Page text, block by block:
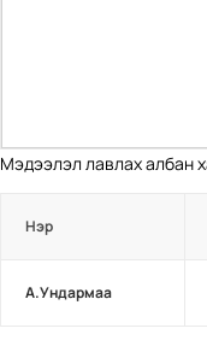
Мэдээлэл лавлах албан
Нэр
А.Ундармаа